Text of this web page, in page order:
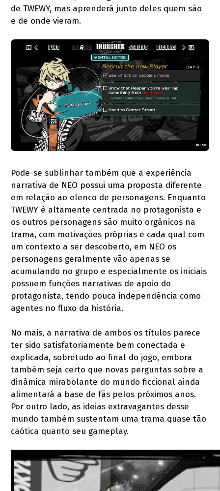
de TWEWY, mas aprenderá junto deles quem são
e de onde vieram.
Pode-se sublinhar também que a experiência
narrativa de NEO possui uma proposta diferente
em relação ao elenco de personagens. Enquanto
TWEWY é altamente centrada no protagonista e
os outros personagens são muito orgânicos na
trama, com motivações próprias e cada qual com
um contexto a ser descoberto, em NEO os
personagens geralmente vão apenas se
acumulando no grupo e especialmente os iniciais
possuem funções narrativas de apoio do
protagonista, tendo pouca independência como
agentes no fluxo da história.
No mais, a narrativa de ambos os títulos parece
ter sido satisfatoriamente bem conectada e
explicada, sobretudo ao final do jogo, embora
também seja certo que novas perguntas sobre a
dinâmica mirabolante do mundo ficcional ainda
alimentará a base de fãs pelos próximos anos.
Por outro lado, as ideias extravagantes desse
mundo também sustentam uma trama quase tão
caótica quanto seu gameplay.